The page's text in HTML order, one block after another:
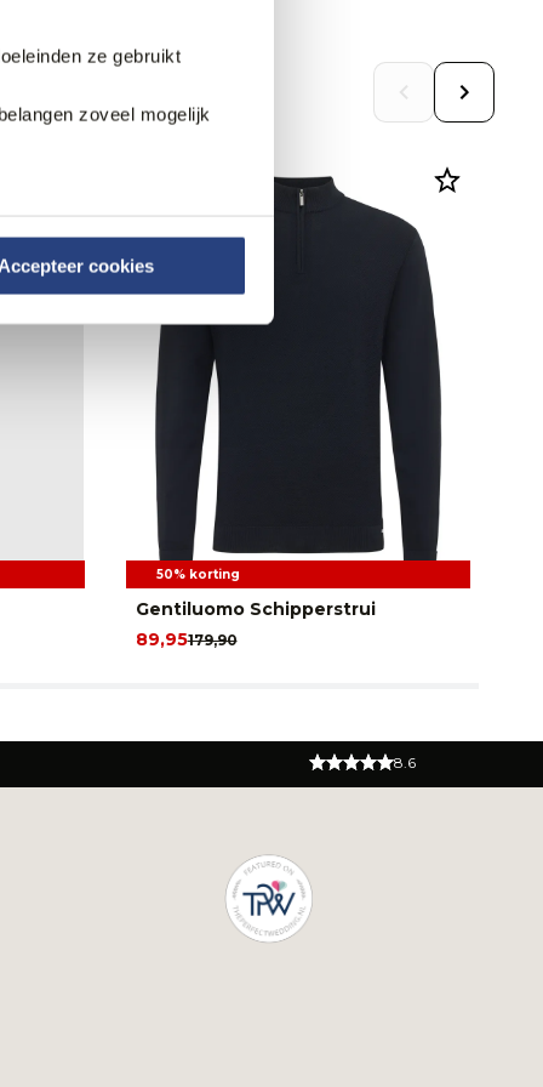
ze gebruikt
zoveel mogelijk
cookies
50% korting
Gentiluomo Schipperstrui
179,90
89,95
8.6